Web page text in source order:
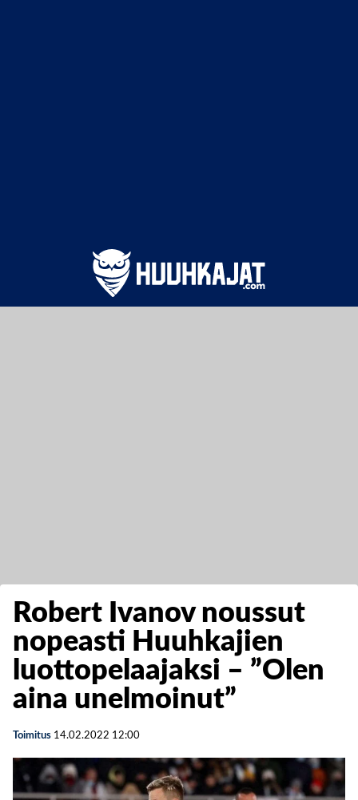
Robert Ivanov noussut
nopeasti Huuhkajien
luottopelaajaksi – ”Olen
aina unelmoinut”
Toimitus 14.02.2022 12:00